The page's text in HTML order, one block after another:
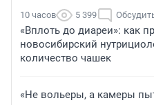
10 часов 5 399
«Вплоть до диареи»: как
новосибирский
количество чашек
«Не вольеры, а камеры